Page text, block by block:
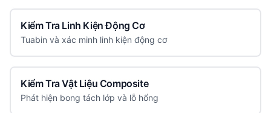
Kiểm Tra Linh Kiện Động Cơ
Tuabin và xác minh linh kiện động cơ
Kiểm Tra Vật Liệu Composite
Phát hiện bong tách lớp và lỗ hổng